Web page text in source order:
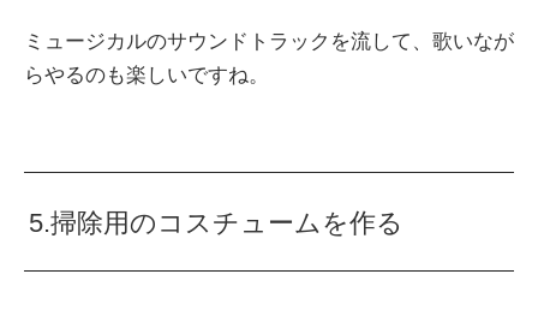
ミュージカルのサウンドトラックを流して、歌いなが
らやるのも楽しいですね。
5.掃除用のコスチュームを作る